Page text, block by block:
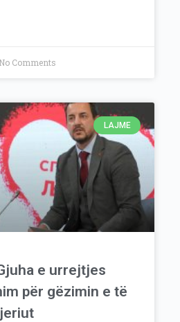
No Comments
LAJME
e urrejtjes
për gëzimin e të